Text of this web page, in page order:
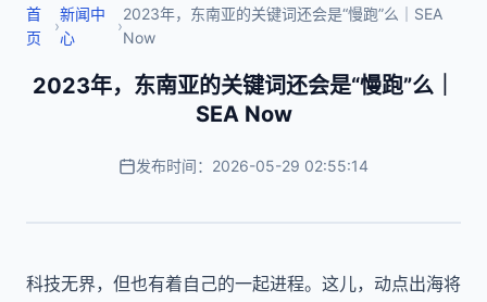
首
页
›
新闻中
心
›
2023年，东南亚的关键词还会是“慢跑”么｜SEA
Now
2023年，东南亚的关键词还会是“慢跑”么｜
SEA Now
发布时间：2026-05-29 02:55:14
科技无界，但也有着自己的一起进程。这儿，动点出海将